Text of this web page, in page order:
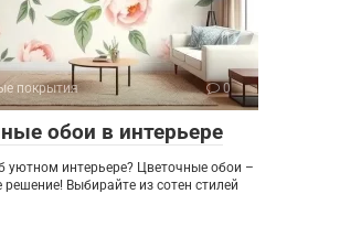
покрытия 0
обои в интерьере
уютном интерьере? Цветочные обои –
решение! Выбирайте из сотен стилей